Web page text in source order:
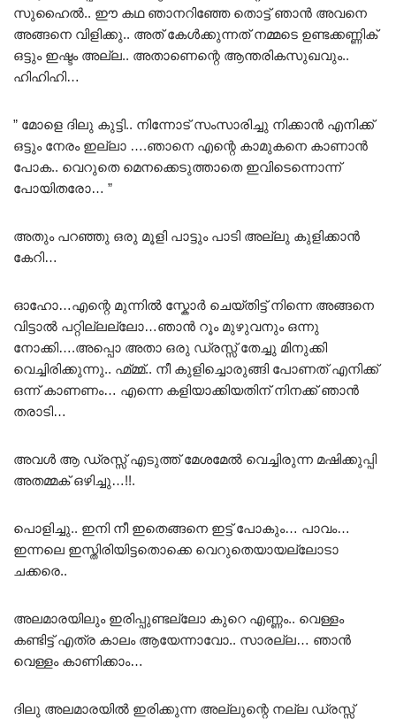
സുഹൈൽ.. ഈ കഥ ഞാനറിഞ്ഞേ തൊട്ട് ഞാൻ അവനെ
അങ്ങനെ വിളിക്കു.. അത് കേൾക്കുന്നത് നമ്മടെ ഉണ്ടക്കണ്ണിക്
ഒട്ടും ഇഷ്ടം അല്ല.. അതാണെന്റെ ആന്തരികസുഖവും..
ഹിഹിഹി…
” മോളെ ദിലു കുട്ടി.. നിന്നോട് സംസാരിച്ചു നിക്കാൻ എനിക്ക്
ഒട്ടും നേരം ഇല്ലാ ….ഞാനെ എന്റെ കാമുകനെ കാണാൻ
പോക.. വെറുതെ മെനക്കെടുത്താതെ ഇവിടെന്നൊന്ന്
പോയിതരോ… ”
അതും പറഞ്ഞു ഒരു മൂളി പാട്ടും പാടി അല്ലു കുളിക്കാൻ
കേറി…
ഓഹോ…എന്റെ മുന്നിൽ സ്കോർ ചെയ്തിട്ട് നിന്നെ അങ്ങനെ
വിട്ടാൽ പറ്റില്ലല്ലോ…ഞാൻ റൂം മുഴുവനും ഒന്നു
നോക്കി….അപ്പൊ അതാ ഒരു ഡ്രസ്സ് തേച്ചു മിനുക്കി
വെച്ചിരിക്കുന്നു.. ഹ്മ്മ്മ്.. നീ കുളിച്ചൊരുങ്ങി പോണത് എനിക്ക്
ഒന്ന് കാണണം… എന്നെ കളിയാക്കിയതിന് നിനക്ക് ഞാൻ
തരാടി…
അവൾ ആ ഡ്രസ്സ് എടുത്ത് മേശമേൽ വെച്ചിരുന്ന മഷിക്കുപ്പി
അതമ്മക് ഒഴിച്ചു…!!.
പൊളിച്ചു.. ഇനി നീ ഇതെങ്ങനെ ഇട്ട് പോകും… പാവം…
ഇന്നലെ ഇസ്തിരിയിട്ടതൊക്കെ വെറുതെയായല്ലോടാ
ചക്കരെ..
അലമാരയിലും ഇരിപ്പുണ്ടല്ലോ കുറെ എണ്ണം.. വെള്ളം
കണ്ടിട്ട് എത്ര കാലം ആയേന്നാവോ.. സാരല്ല… ഞാൻ
വെള്ളം കാണിക്കാം…
ദിലു അലമാരയിൽ ഇരിക്കുന്ന അല്ലുന്റെ നല്ല ഡ്രസ്സ്